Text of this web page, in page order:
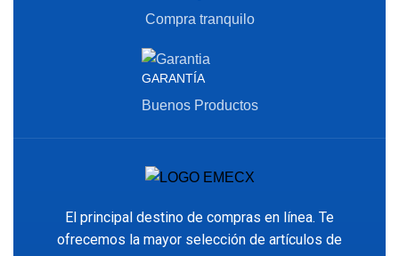
Compra tranquilo
GARANTÍA
Buenos Productos
El principal destino de compras en línea. Te
ofrecemos la mayor selección de artículos de